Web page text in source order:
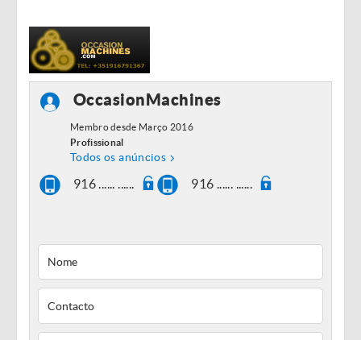
OccasionMachines
Membro desde Março 2016
Profissional
Todos os anúncios
916 ...... ...... 916 ...... ......